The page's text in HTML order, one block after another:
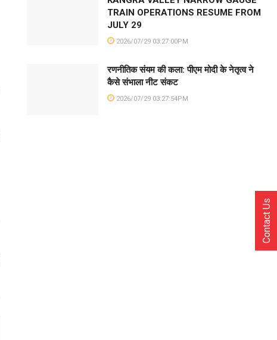
TRAIN OPERATIONS RESUME FROM
JULY 29
2026/07/29 03:27:00PM
रणनीतिक संयम की कला: पीएम मोदी के नेतृत्व ने
कैसे संभाला नीट संकट
2026/07/29 03:27:54PM
Contact Us